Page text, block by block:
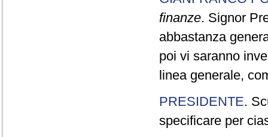
finanze. Signor
abbastanza
poi vi saranno
linea generale,
PRESIDENTE.
specificare per